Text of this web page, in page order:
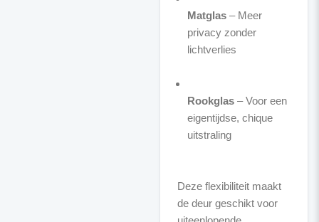
Matglas– Meer
privacy zonder
lichtverlies
Rookglas– Voor een
eigentijdse, chique
uitstraling
Deze flexibiliteit maakt
de deur geschikt voor